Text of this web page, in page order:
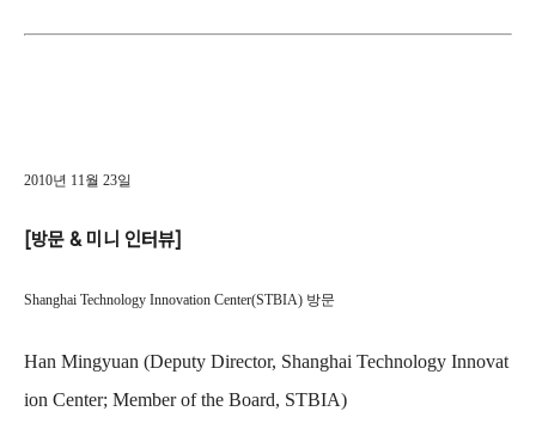
2010년 11월 23일
[방문 & 미니 인터뷰]
Shanghai Technology Innovation Center(STBIA) 방문
Han Mingyuan (Deputy Director, Shanghai Technology Innovat
ion Center; Member of the Board, STBIA)